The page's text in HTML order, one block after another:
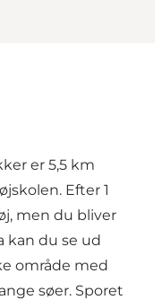
er 5,5 km
Efter 1
men du bliver
kan du se ud
område med
søer. Sporet